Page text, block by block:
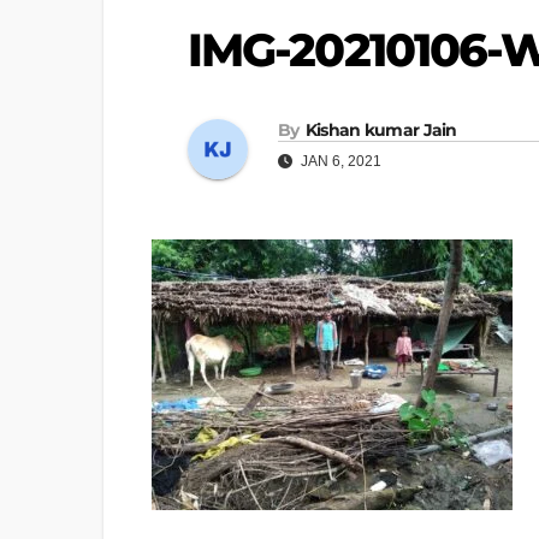
IMG-20210106-
By Kishan kumar Jain
JAN 6, 2021